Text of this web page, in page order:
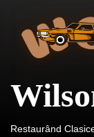
content
Restaurând